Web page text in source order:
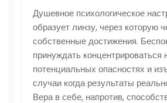
Душевное психологическое
образует линзу, через которую
собственные достижения.
принуждать концентрироваться
потенциальных опасностях и
случаи когда результаты
Вера в себе, напротив,